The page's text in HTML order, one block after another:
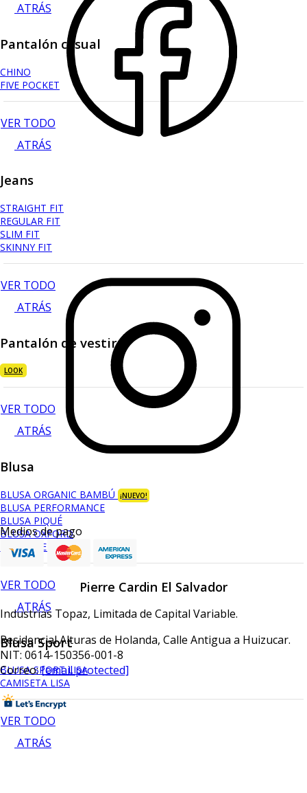
ATRÁS
Pantalón casual
CHINO
FIVE POCKET
VER TODO
ATRÁS
Jeans
STRAIGHT FIT
REGULAR FIT
SLIM FIT
SKINNY FIT
VER TODO
ATRÁS
Pantalón de vestir
LOOK
VER TODO
ATRÁS
Blusa
BLUSA ORGANIC BAMBÚ ¡NUEVO!
BLUSA PERFORMANCE
BLUSA PIQUÉ
BLUSA OXFORD
BLUSA DE VESTIR
VER TODO
ATRÁS
Blusa Sport
BLUSA SPORT LISA
CAMISETA LISA
VER TODO
ATRÁS
Medios de pago
Pierre Cardin El Salvador
Industrias Topaz, Limitada de Capital Variable.
Residencial Alturas de Holanda, Calle Antigua a Huizucar.
NIT: 0614-150356-001-8
Correo:[email protected]